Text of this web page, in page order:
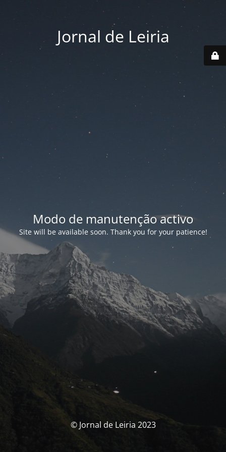
Jornal de Leiria
Modo de manutenção activo
Site will be available soon. Thank you for your patience!
© Jornal de Leiria 2023